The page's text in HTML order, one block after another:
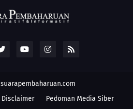
suarapembaharuan.com
Disclaimer Pedoman Media Siber